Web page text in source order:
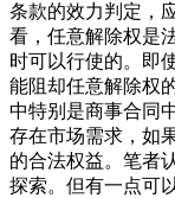
条款的效力判定，
看，任意解除权是
时可以行使的。即
能阻却任意解除权
中特别是商事合同
存在市场需求，如
的合法权益。笔者
探索。但有一点可